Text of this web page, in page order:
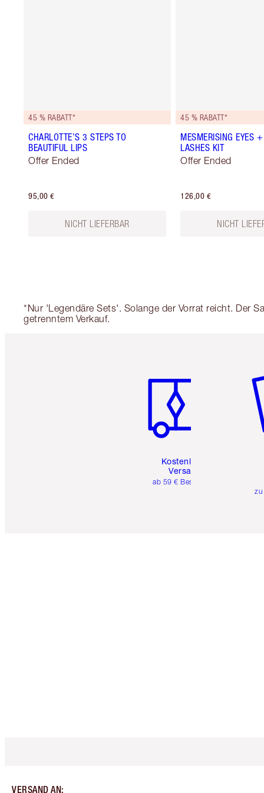
45 % RABATT*
CHARLOTTE’S 3 STEPS TO
BEAUTIFUL LIPS
Offer Ended
95,00 €
NICHT LIEFERBAR
45 % RABATT*
MESMERISING EYES
LASHES KIT
Offer Ended
126,00 €
NICHT
*Nur 'Legendäre Sets'. Solange der Vorrat reicht. Der
getrenntem Verkauf.
Kostenloser
Versand
ab 59 € Bestellwert
zu
VERSAND AN: